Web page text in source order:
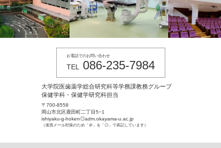
お電話でのお問い合わせ
TEL 086-235-7984
大学院医歯薬学総合研究科等学務課教務グループ
保健学科・保健学研究科担当
〒700-8558
岡山市北区鹿田町二丁目5−1
ishiyaku-g-hoken◎adm.okayama-u.ac.jp
（迷惑メール対策のため「＠」を「◎」で表記しています）